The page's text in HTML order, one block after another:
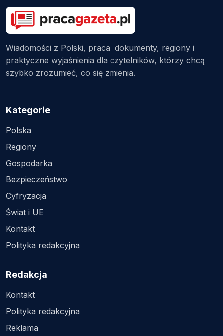
Wiadomości z Polski, praca, dokumenty, regiony i
praktyczne wyjaśnienia dla czytelników, którzy chcą
szybko zrozumieć, co się zmienia.
Kategorie
Polska
Regiony
Gospodarka
Bezpieczeństwo
Cyfryzacja
Świat i UE
Kontakt
Polityka redakcyjna
Redakcja
Kontakt
Polityka redakcyjna
Reklama